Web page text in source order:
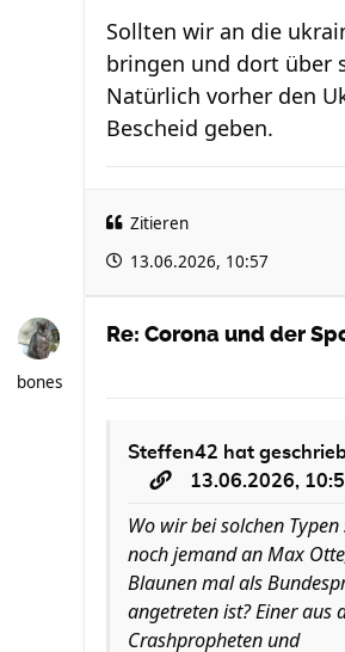
Sollten wir an die
bringen und dort über
Natürlich vorher den
Bescheid geben.
Zitieren
13.06.2026, 10:57
bones
Re: Corona und der
Steffen42 hat
13.06.2026,
Wo wir bei solchen
noch jemand an Max
Blaunen mal als
angetreten ist? Einer aus
Crashpropheten und